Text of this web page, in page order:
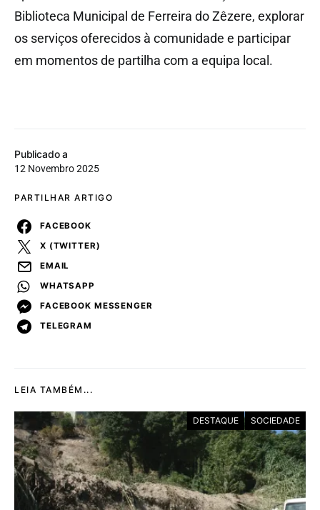
Publicado a
12 Novembro 2025
PARTILHAR ARTIGO
FACEBOOK
X (TWITTER)
EMAIL
WHATSAPP
FACEBOOK MESSENGER
TELEGRAM
Biblioteca Municipal de Ferreira do Zêzere, explorar
os serviços oferecidos à comunidade e participar
em momentos de partilha com a equipa local.
LEIA TAMBÉM...
DESTAQUE SOCIEDADE